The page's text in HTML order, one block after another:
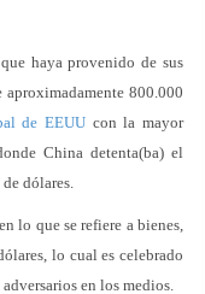
haya provenido de sus
800.000
de EEUU con la mayor
China detenta(ba) el
de dólares.
lo que se refiere a bienes,
lo cual es celebrado
en los medios.